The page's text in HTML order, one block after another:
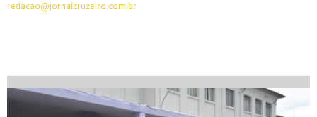
redacao@jornalcruzeiro.com.br